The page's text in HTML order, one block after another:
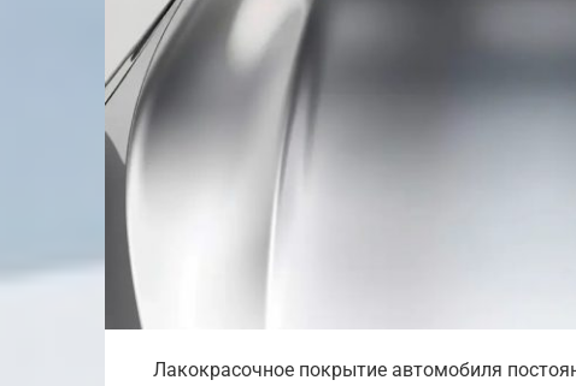
Лакокрасочное покрытие автомобиля